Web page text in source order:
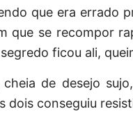
que era errado
que se recompor
ficou ali,
cheia de desejo
dois conseguiu